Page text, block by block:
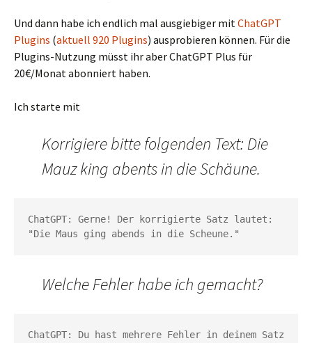
Und dann habe ich endlich mal ausgiebiger mitChatGPT
Plugins (aktuell 920 Plugins) ausprobieren können. Für die
Plugins-Nutzung müsst ihr aber ChatGPT Plus für
20€/Monat abonniert haben.
Ich starte mit
Korrigiere bitte folgenden Text: Die
Mauz king abents in die Schäune.
ChatGPT: Gerne! Der korrigierte Satz lautet:
"Die Maus ging abends in die Scheune."
Welche Fehler habe ich gemacht?
ChatGPT: Du hast mehrere Fehler in deinem Satz